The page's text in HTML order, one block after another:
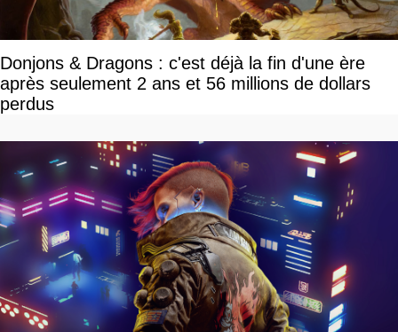
Donjons & Dragons : c'est déjà la fin d'une ère
après seulement 2 ans et 56 millions de dollars
perdus